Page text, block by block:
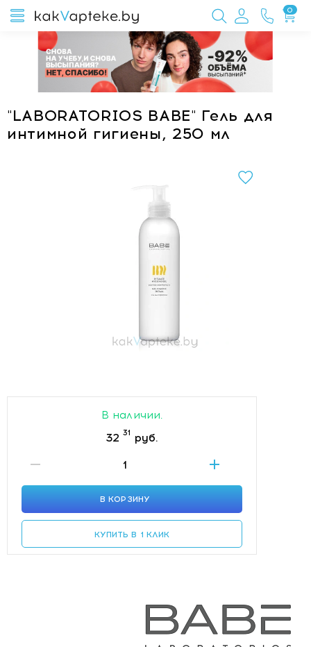
0
"LABORATORIOS BABE" Гель для
интимной гигиены, 250 мл
В наличии.
32 31 руб.
В КОРЗИНУ
КУПИТЬ В 1 КЛИК